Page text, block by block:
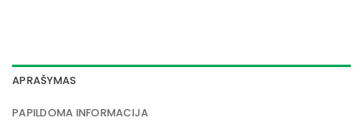
APRAŠYMAS
PAPILDOMA INFORMACIJA